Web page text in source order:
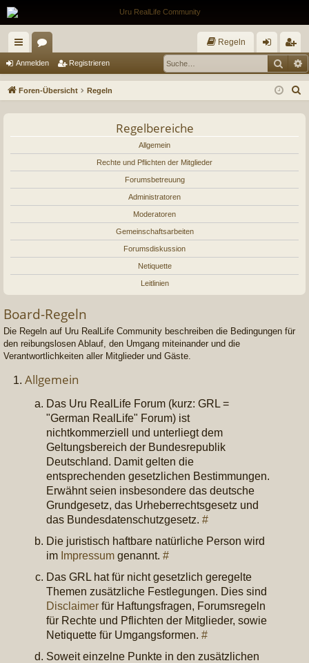
ch
ne
or
en
Regeln
m
eg
ist
Anmelden Registrieren
Foren-Übersicht Regeln
Regelbereiche
Allgemein
Rechte und Pflichten der Mitglieder
Forumsbetreuung
Administratoren
Moderatoren
Gemeinschaftsarbeiten
Forumsdiskussion
Netiquette
Leitlinien
Board-Regeln
Die Regeln auf Uru RealLife Community beschreiben die Bedingungen für
den reibungslosen Ablauf, den Umgang miteinander und die
Verantwortlichkeiten aller Mitglieder und Gäste.
Allgemein
Das Uru RealLife Forum (kurz: GRL =
"German RealLife" Forum) ist
nichtkommerziell und unterliegt dem
Geltungsbereich der Bundesrepublik
Deutschland. Damit gelten die
entsprechenden gesetzlichen Bestimmungen.
Erwähnt seien insbesondere das deutsche
Grundgesetz, das Urheberrechtsgesetz und
das Bundesdatenschutzgesetz.#
Die juristisch haftbare natürliche Person wird
im Impressum genannt.#
Das GRL hat für nicht gesetzlich geregelte
Themen zusätzliche Festlegungen. Dies sind
Disclaimer für Haftungsfragen, Forumsregeln
für Rechte und Pflichten der Mitglieder, sowie
Netiquette für Umgangsformen.#
Soweit einzelne Punkte in den zusätzlichen